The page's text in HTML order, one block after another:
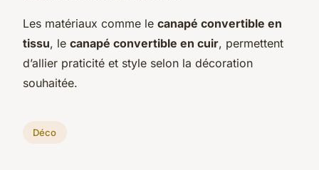
Les matériaux comme le canapé convertible en
tissu, le canapé convertible en cuir, permettent
d’allier praticité et style selon la décoration
souhaitée.
Déco